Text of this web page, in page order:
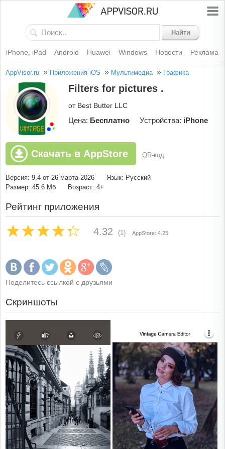
Найти
iPhone, iPad Android Huawei Windows Новости Реклама
AppVisor.ru » Приложения iOS » Мультимедиа » Графика
Filters for pictures .
от Best Butter LLC
Цена: Бесплатно Устройства: iPhone
Скачать в AppStore QR-код
Версия: 9.4 от 26 марта 2026
Язык: Русский
Размер: 45.6 Мб
Возраст: 4+
Рейтинг приложения
4.32 (1) AppStore: 4.25
Поделитесь ссылкой с друзьями
Скриншоты